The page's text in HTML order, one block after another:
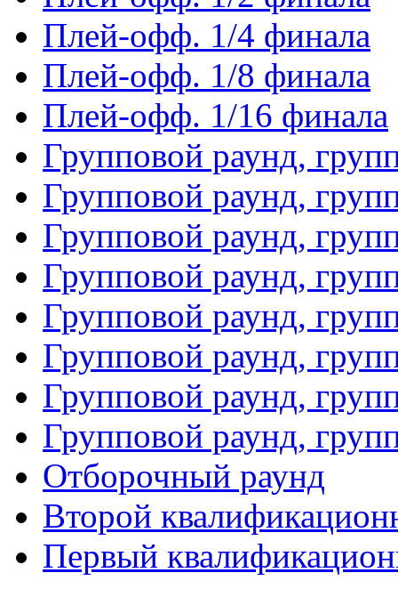
Плей-офф. 1/4 финала
Плей-офф. 1/8 финала
Плей-офф. 1/16 финала
Групповой раунд,
Групповой раунд,
Групповой раунд,
Групповой раунд,
Групповой раунд,
Групповой раунд,
Групповой раунд,
Групповой раунд,
Отборочный раунд
Второй
Первый